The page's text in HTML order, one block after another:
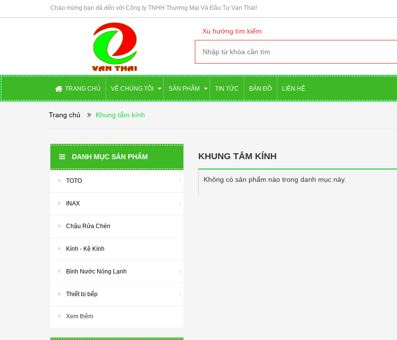
Chào mừng bạn đã đến với Công ty TNHH Thương Mại Và Đầu Tư Vạn Thái!
Xu hướng tìm kiếm
TRANG CHỦ VỀ CHÚNG TÔI SẢN PHẨM TIN TỨC BẢN ĐỒ LIÊN HỆ
Trang chủ Khung tắm kính
DANH MỤC SẢN PHẨM
TOTO
INAX
Chậu Rửa Chén
Kính - Kệ Kính
Bình Nước Nóng Lạnh
Thiết bị bếp
Xem thêm
KHUNG TẮM KÍNH
Không có sản phẩm nào trong danh mục này.